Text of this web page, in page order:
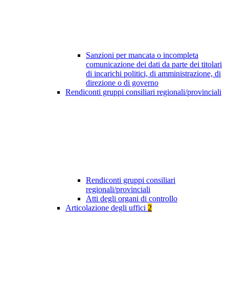
Sanzioni per mancata o incompleta
comunicazione dei dati da parte dei titolari
di incarichi politici, di amministrazione, di
direzione o di governo
Rendiconti gruppi consiliari regionali/provinciali
Rendiconti gruppi consiliari
regionali/provinciali
Atti degli organi di controllo
Articolazione degli uffici 2